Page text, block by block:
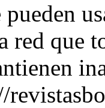
pueden
red que